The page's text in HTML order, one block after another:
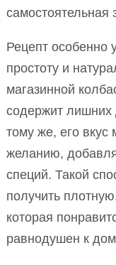
самостоятельная
Рецепт особенно
простоту и
магазинной
содержит лишних
тому же, его вкус
желанию,
специй. Такой
получить
которая
равнодушен к